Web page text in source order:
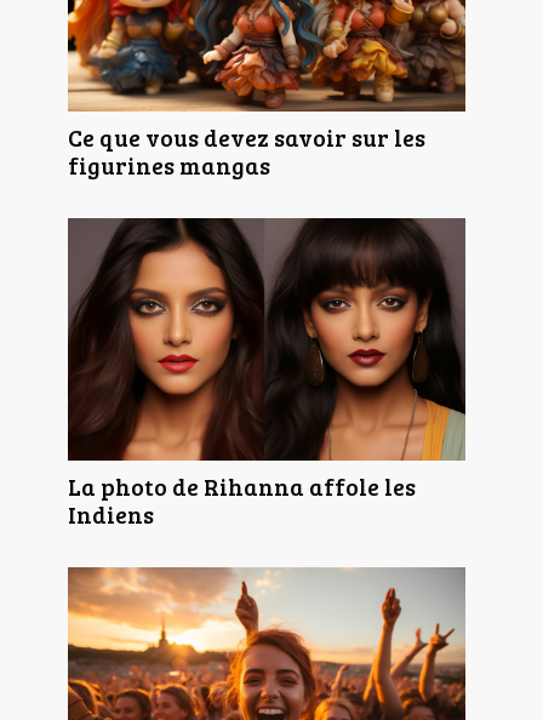
Ce que vous devez savoir sur les
figurines mangas
La photo de Rihanna affole les
Indiens